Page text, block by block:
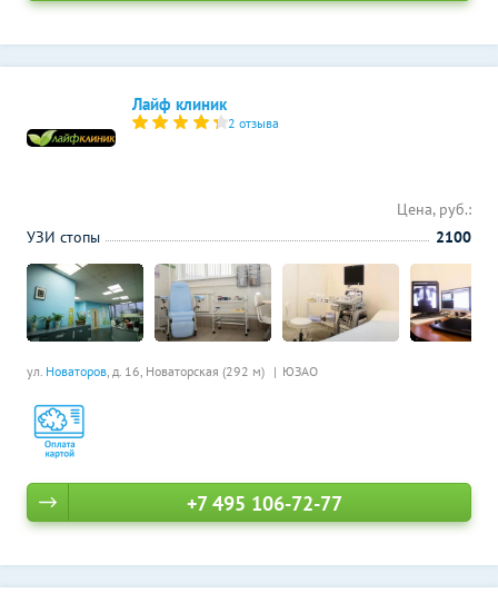
Лайф клиник
2 отзыва
ул. Новаторов, д. 16, Новаторская (292 м) ЮЗАО
Цена, руб.:
УЗИ стопы
2100
+7 495 106-72-77